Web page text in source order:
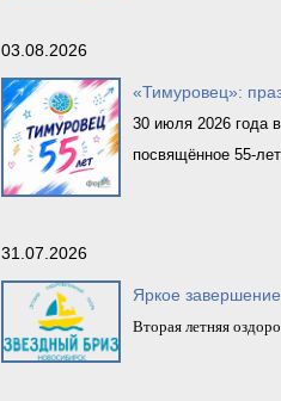
03.08.2026
«Тимуровец»:
30 июля 2026 года
посвящённое
31.07.2026
Яркое
Вторая летняя